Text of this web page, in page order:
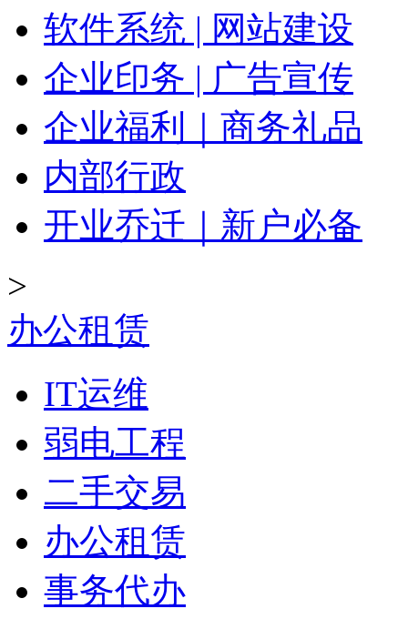
软件系统 | 网站建设
企业印务 | 广告宣传
企业福利｜商务礼品
内部行政
开业乔迁｜新户必备
>
办公租赁
IT运维
弱电工程
二手交易
办公租赁
事务代办